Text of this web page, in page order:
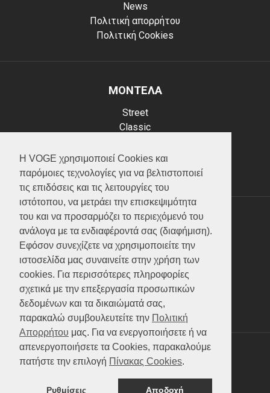
Η VOGE χρησιμοποιεί Cookies και
παρόμοιες τεχνολογίες για να βελτιστοποιεί
τις επιδόσεις και τις λειτουργίες του
ιστότοπου, να μετράει την επισκεψιμότητα
του και να προσαρμόζει το περιεχόμενό του
ανάλογα με τα ενδιαφέροντά σας (διαφήμιση).
Εφόσον συνεχίζετε να χρησιμοποιείτε την
ιστοσελίδα μας συναινείτε στην χρήση των
cookies. Για περισσότερες πληροφορίες
σχετικά με την επεξεργασία προσωπικών
δεδομένων και τα δικαιώματά σας,
παρακαλώ συμβουλευτείτε την Πολιτική
Απορρήτου μας. Για να ενεργοποιήσετε ή να
απενεργοποιήσετε τα Cookies, παρακαλούμε
πατήστε την επιλογή Πίνακας Cookies.
Ρυθμίσεις Αποδοχή
News
Πολιτική απορρήτου
Πολιτική Cookies
ΜΟΝΤΕΛΑ
Street
Classic
Scooter
ATV (Loncin)
ΥΠΗΡΕΣΙΕΣ
Test ride
Επικοινωνία
Service
Κατάλογος
FAQ
SOCIAL MEDIA